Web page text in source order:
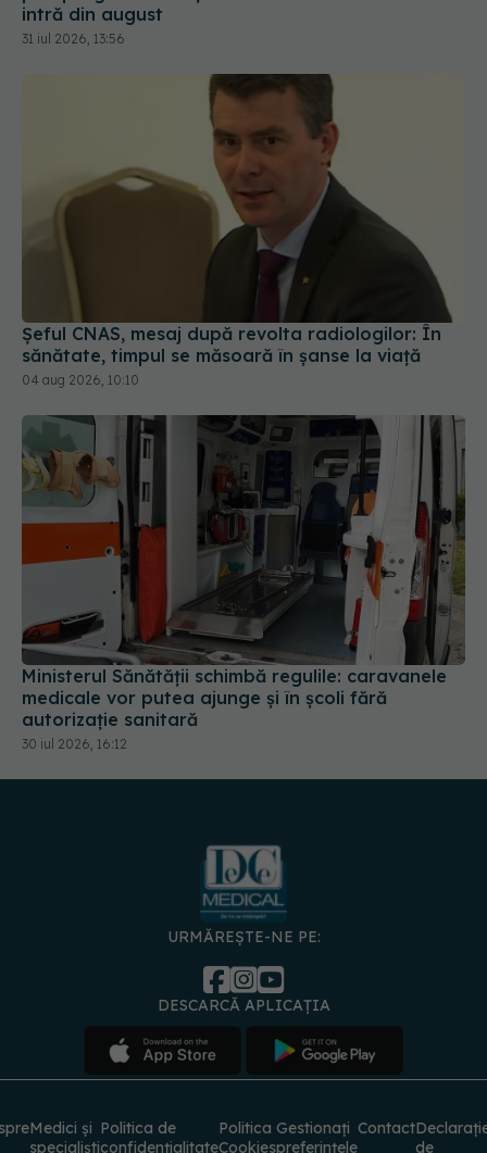
Șeful CNAS, mesaj după revolta radiologilor: În
sănătate, timpul se măsoară în șanse la viață
04 aug 2026, 10:10
Ministerul Sănătății schimbă regulile: caravanele
medicale vor putea ajunge și în școli fără
autorizație sanitară
30 iul 2026, 16:12
URMĂREȘTE-NE PE:
DESCARCĂ APLICAȚIA
Medici și
Politica de
Politica
Gestionați
Contact